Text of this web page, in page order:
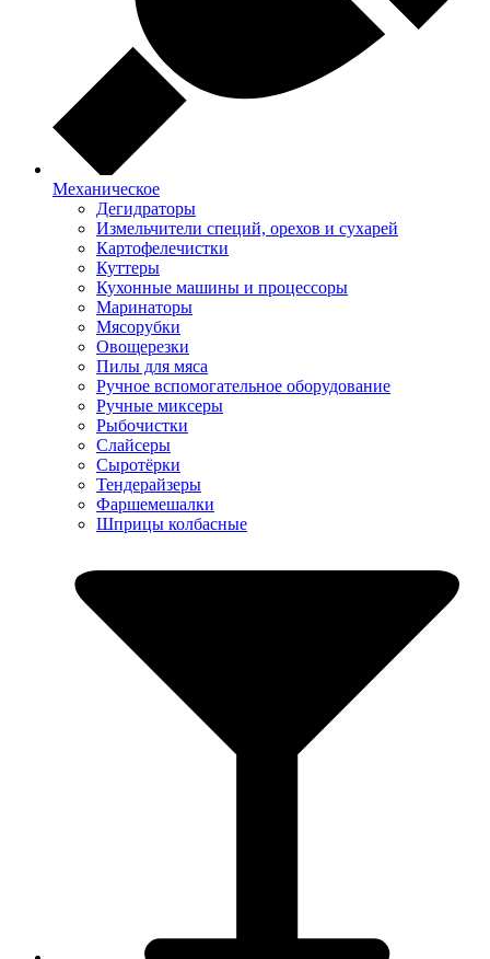
Механическое
Дегидраторы
Измельчители специй, орехов и сухарей
Картофелечистки
Куттеры
Кухонные машины и процессоры
Маринаторы
Мясорубки
Овощерезки
Пилы для мяса
Ручное вспомогательное оборудование
Ручные миксеры
Рыбочистки
Слайсеры
Сыротёрки
Тендерайзеры
Фаршемешалки
Шприцы колбасные